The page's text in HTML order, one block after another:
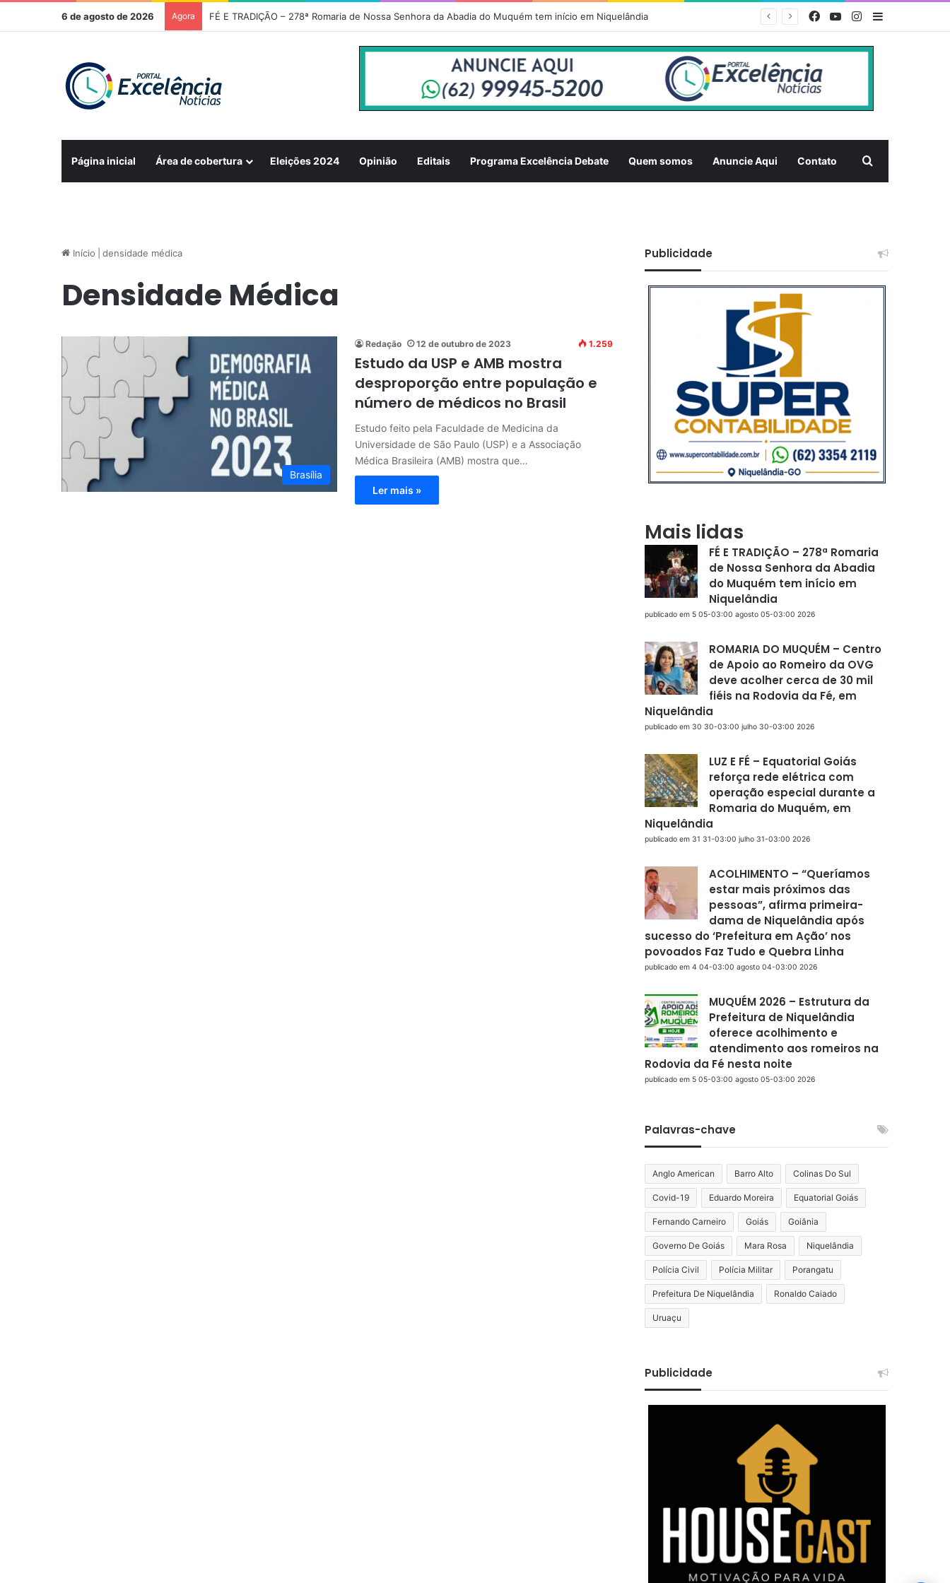
6 de agosto de 2026 Agora FÉ E TRADIÇÃO – 278ª Romaria de Nossa Senhora da Abadia do Muquém tem início em Niquelândia FacebookYouTubeInstagram
Página inicial Área de cobertura Eleições 2024 Opinião Editais Programa Excelência Debate Quem somos Anuncie Aqui Contato
Início densidade médica
Densidade Médica
Brasília
Redação 12 de outubro de 2023 1.259
Estudo da USP e AMB mostra
desproporção entre população e
número de médicos no Brasil
Estudo feito pela Faculdade de Medicina da
Universidade de São Paulo (USP) e a Associação
Médica Brasileira (AMB) mostra que…
Ler mais »
Publicidade
Mais lidas
FÉ E TRADIÇÃO – 278ª Romaria
de Nossa Senhora da Abadia
do Muquém tem início em
Niquelândia
publicado em 5 05-03:00 agosto 05-03:00 2026
ROMARIA DO MUQUÉM – Centro
de Apoio ao Romeiro da OVG
deve acolher cerca de 30 mil
fiéis na Rodovia da Fé, em
Niquelândia
publicado em 30 30-03:00 julho 30-03:00 2026
LUZ E FÉ – Equatorial Goiás
reforça rede elétrica com
operação especial durante a
Romaria do Muquém, em
Niquelândia
publicado em 31 31-03:00 julho 31-03:00 2026
ACOLHIMENTO – “Queríamos
estar mais próximos das
pessoas”, afirma primeira-
dama de Niquelândia após
sucesso do ‘Prefeitura em Ação’ nos
povoados Faz Tudo e Quebra Linha
publicado em 4 04-03:00 agosto 04-03:00 2026
MUQUÉM 2026 – Estrutura da
Prefeitura de Niquelândia
oferece acolhimento e
atendimento aos romeiros na
Rodovia da Fé nesta noite
publicado em 5 05-03:00 agosto 05-03:00 2026
Palavras-chave
Anglo American Barro Alto Colinas Do Sul
Covid-19 Eduardo Moreira Equatorial Goiás
Fernando Carneiro Goiás Goiânia
Governo De Goiás Mara Rosa Niquelândia
Polícia Civil Polícia Militar Porangatu
Prefeitura De Niquelândia Ronaldo Caiado
Uruaçu
Publicidade